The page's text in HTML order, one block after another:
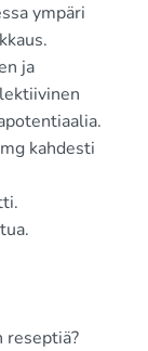
ympäri
ja
kahdesti
reseptiä?